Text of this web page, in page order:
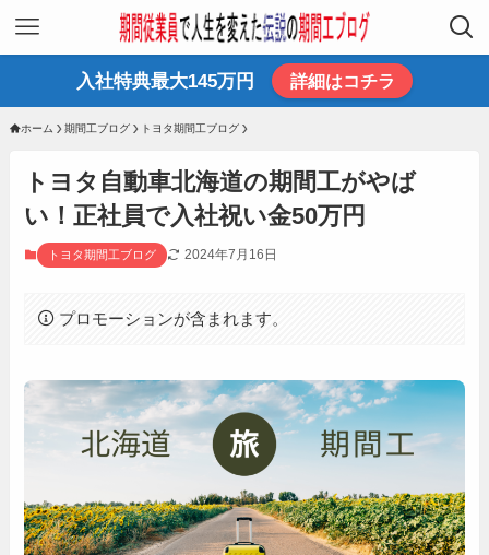
入社特典最大145万円 詳細はコチラ
ホーム 期間工ブログ トヨタ期間工ブログ
トヨタ自動車北海道の期間工がやば
い！正社員で入社祝い金50万円
トヨタ期間工ブログ 2024年7月16日
プロモーションが含まれます。